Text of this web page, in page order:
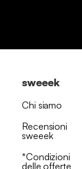
sweeek
Chi siamo
Recensioni
sweeek
*Condizioni
delle offerte